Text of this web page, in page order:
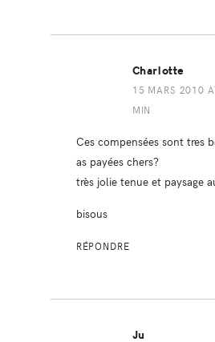
Charlotte
15 MARS 2010
MIN
Ces compensées sont tres
as payées chers?
très jolie tenue et paysage
bisous
RÉPONDRE
Ju